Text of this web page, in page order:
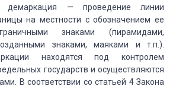
демаркация — проведение линии
на местности с обозначением ее
знаками (пирамидами,
знаками, маяками и т.п.).
находятся под контролем
государств и осуществляются
В соответствии со статьей 4 Закона